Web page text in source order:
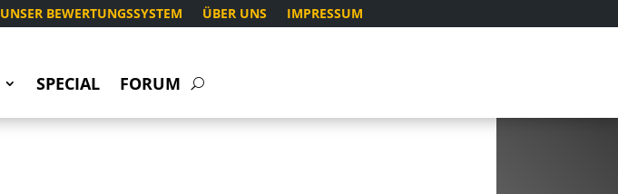
UNSER BEWERTUNGSSYSTEM ÜBER UNS IMPRESSUM
SPECIAL FORUM